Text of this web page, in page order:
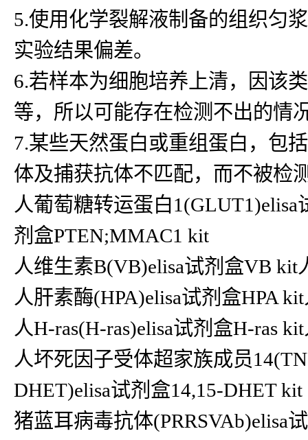
5.使用化学裂解液制备的组织匀
实验结果偏差。
6.若样本为细胞培养上清，因该
等，所以可能存在检测不出的情
7.某些天然蛋白或重组蛋白，包
体及捕获抗体不匹配，而不被检
人葡萄糖转运蛋白
剂盒PTEN;MMAC1 kit
人维生素B(VB)elisa试剂盒VB kit
人肝素酶(HPA)elisa试剂盒HPA
人H-ras(H-ras)elisa试剂盒H-ras
人坏死因子受体超家族成员
DHET)elisa试剂盒14,15-DHET kit
猪蓝耳病毒抗体(PRRSVAb)elisa